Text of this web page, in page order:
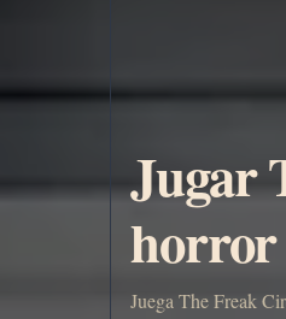
Jugar
horror
Juega The Freak